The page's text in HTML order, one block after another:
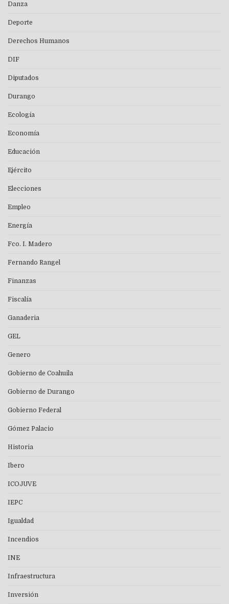
Danza
Deporte
Derechos Humanos
DIF
Diputados
Durango
Ecología
Economía
Educación
Ejército
Elecciones
Empleo
Energía
Fco. I. Madero
Fernando Rangel
Finanzas
Fiscalía
Ganaderia
GEL
Genero
Gobierno de Coahuila
Gobierno de Durango
Gobierno Federal
Gómez Palacio
Historia
Ibero
ICOJUVE
IEPC
Igualdad
Incendios
INE
Infraestructura
Inversión